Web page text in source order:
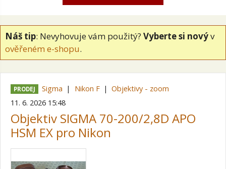
Náš tip: Nevyhovuje vám použitý? Vyberte si novýv
ověřeném e-shopu.
PRODEJ Sigma Nikon F
Objektivy - zoom
11. 6. 2026 15:48
Objektiv SIGMA 70-200/2,8D APO
HSM EX pro Nikon